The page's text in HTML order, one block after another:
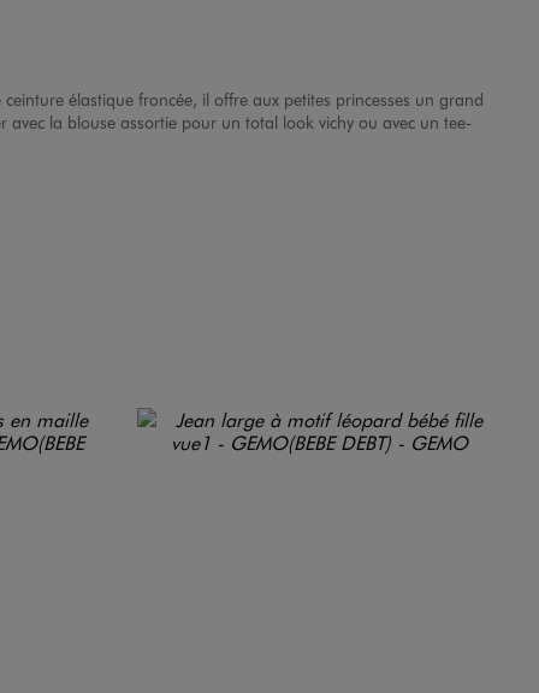
élastique froncée, il offre aux petites princesses un grand
avec la blouse assortie pour un total look vichy ou avec un tee-